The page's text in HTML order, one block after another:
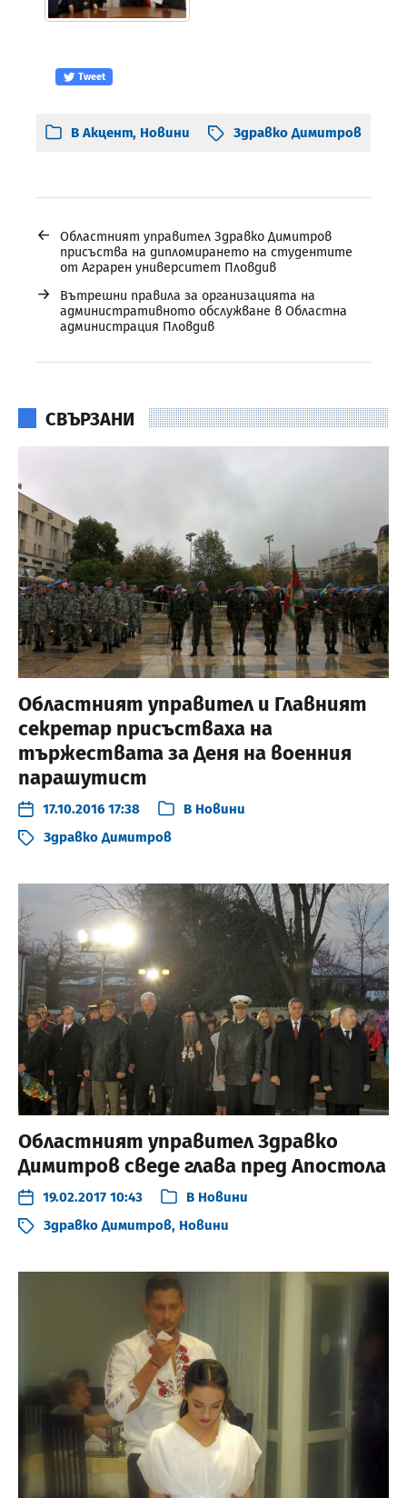
Tweet
В Акцент, Новини Здравко Димитров
←
Областният управител Здравко Димитров
присъства на дипломирането на студентите
от Аграрен университет Пловдив
→
Вътрешни правила за организацията на
административното обслужване в Областна
администрация Пловдив
СВЪРЗАНИ
Областният управител и Главният
секретар присъстваха на
тържествата за Деня на военния
парашутист
17.10.2016 17:38 В Новини
Здравко Димитров
Областният управител Здравко
Димитров сведе глава пред Апостола
19.02.2017 10:43 В Новини
Здравко Димитров, Новини